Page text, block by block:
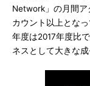
Network」の月間ア
カウント以上とな
年度は2017年度比
ネスとして大きな成